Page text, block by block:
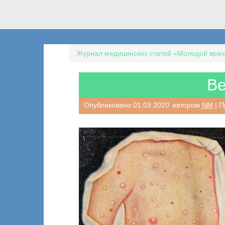
Журнал медицинских статей «Молодой
Опубликовано 01.03.2020 автором NM |